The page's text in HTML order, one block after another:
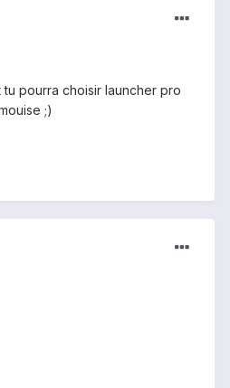
pourra choisir launcher pro
;)